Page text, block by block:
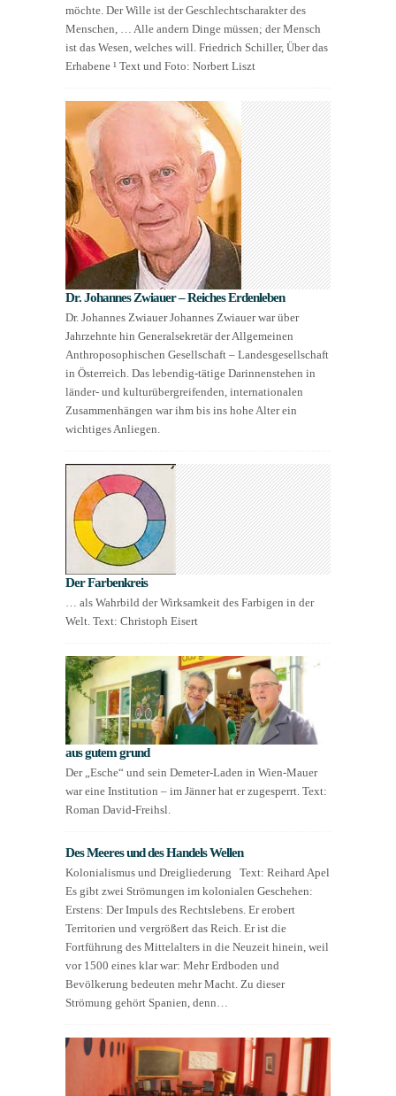
möchte. Der Wille ist der Geschlechtscharakter des
Menschen, … Alle andern Dinge müssen; der Mensch
ist das Wesen, welches will. Friedrich Schiller, Über das
Erhabene ¹ Text und Foto: Norbert Liszt
Dr. Johannes Zwiauer – Reiches Erdenleben
Dr. Johannes Zwiauer Johannes Zwiauer war über
Jahrzehnte hin Generalsekretär der Allgemeinen
Anthroposophischen Gesellschaft – Landesgesellschaft
in Österreich. Das lebendig-tätige Darinnenstehen in
länder- und kulturübergreifenden, internationalen
Zusammenhängen war ihm bis ins hohe Alter ein
wichtiges Anliegen.
Der Farbenkreis
… als Wahrbild der Wirksamkeit des Farbigen in der
Welt. Text: Christoph Eisert
aus gutem grund
Der „Esche“ und sein Demeter-Laden in Wien-Mauer
war eine Institution – im Jänner hat er zugesperrt. Text:
Roman David-Freihsl.
Des Meeres und des Handels Wellen
Kolonialismus und Dreigliederung Text: Reihard Apel
Es gibt zwei Strömungen im kolonialen Geschehen:
Erstens: Der Impuls des Rechtslebens. Er erobert
Territorien und vergrößert das Reich. Er ist die
Fortführung des Mittelalters in die Neuzeit hinein, weil
vor 1500 eines klar war: Mehr Erdboden und
Bevölkerung bedeuten mehr Macht. Zu dieser
Strömung gehört Spanien, denn…